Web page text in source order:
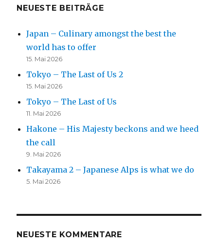
NEUESTE BEITRÄGE
Japan – Culinary amongst the best the
world has to offer
15. Mai 2026
Tokyo – The Last of Us 2
15. Mai 2026
Tokyo – The Last of Us
11. Mai 2026
Hakone – His Majesty beckons and we heed
the call
9. Mai 2026
Takayama 2 – Japanese Alps is what we do
5. Mai 2026
NEUESTE KOMMENTARE